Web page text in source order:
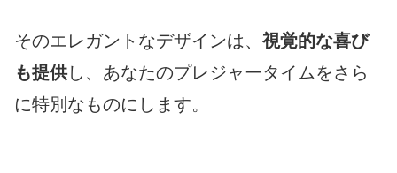
そのエレガントなデザインは、 視覚的な喜び
も提供し、あなたのプレジャータイムをさら
に特別なものにします。